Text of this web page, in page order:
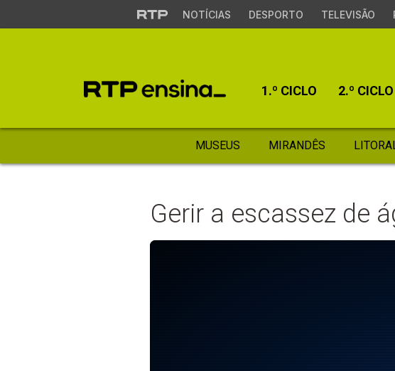
NOTÍCIAS DESPORTO TELEVISÃO
1.º CICLO 2.º CICLO
MUSEUS MIRANDÊS
Gerir a escassez de